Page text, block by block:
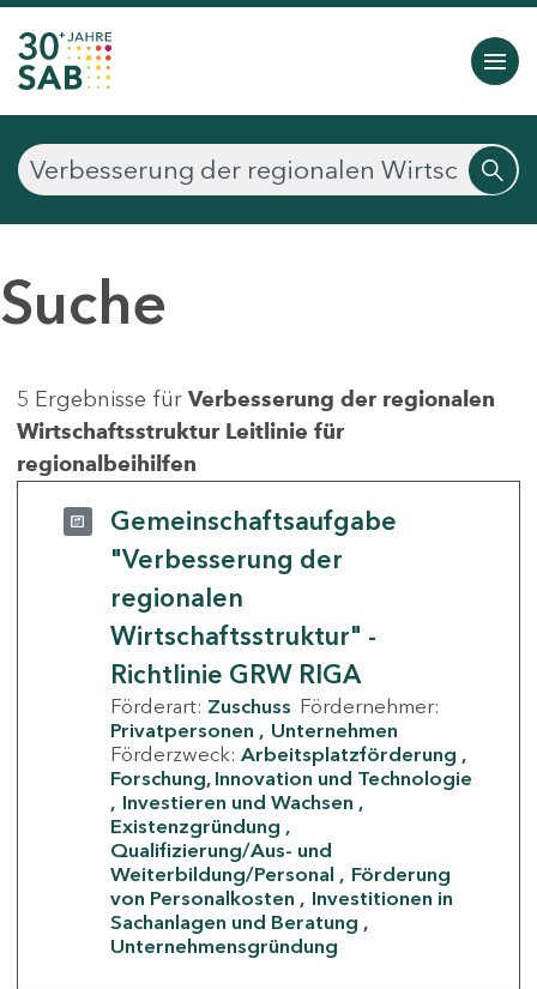
Suche
5 Ergebnisse für Verbesserung der regionalen
Wirtschaftsstruktur Leitlinie für
regionalbeihilfen
Gemeinschaftsaufgabe
"Verbesserung der
regionalen
Wirtschaftsstruktur" -
Richtlinie GRW RIGA
Förderart: Zuschuss Fördernehmer:
Privatpersonen
Unternehmen
Förderzweck: Arbeitsplatzförderung
Forschung, Innovation und Technologie
Investieren und Wachsen
Existenzgründung
Qualifizierung/Aus- und
Weiterbildung/Personal
Förderung
von Personalkosten
Investitionen in
Sachanlagen und Beratung
Unternehmensgründung